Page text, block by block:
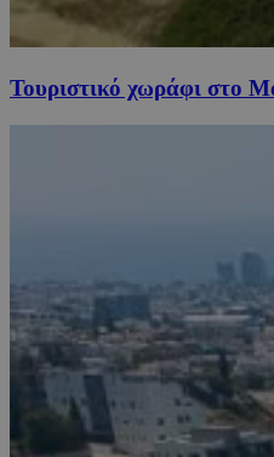
Τουριστικό χωράφι στο